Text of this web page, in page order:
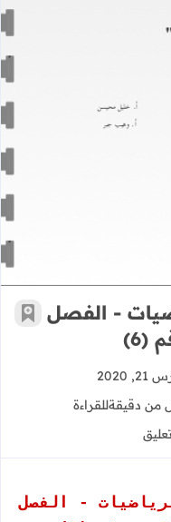
لمادة الرياضيات - الفصل
- الفصل
أضف
2020
من دقيقةللقراءة
- الفصل